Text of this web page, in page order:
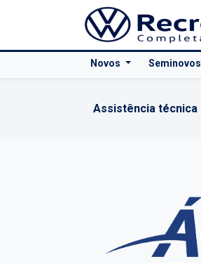
Novos Seminovos
Assistência técnica